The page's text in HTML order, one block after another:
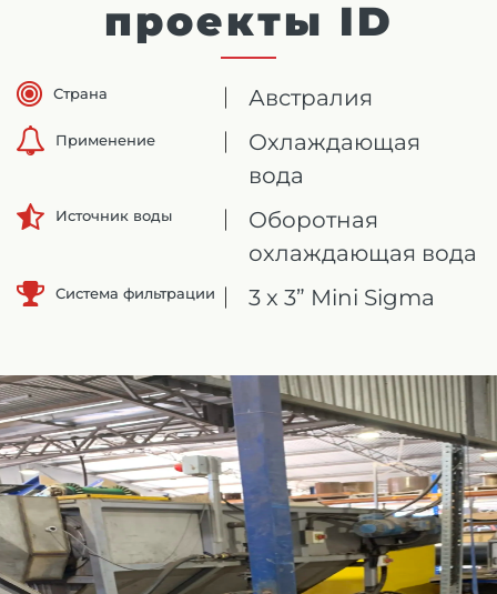
проекты ID
Страна Австралия
Применение
Охлаждающая
вода
Источник воды
Оборотная
охлаждающая вода
Система фильтрации 3 x 3” Mini Sigma